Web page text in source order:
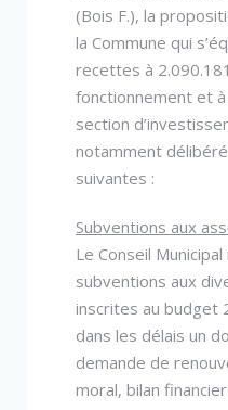
(Bois F.), la
la Commune qui
recettes à
fonctionnement et
section
notamment
suivantes :
Subventions aux
Le Conseil
subventions aux
inscrites au budget
dans les délais un
demande de
moral, bilan